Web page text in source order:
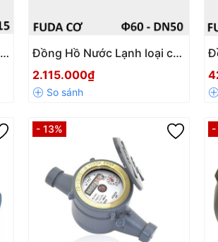
Đồng Hồ Nước Lạnh loại cơ
Fuda DN50–DN200 Nối Bích
| Giá Tốt, Độ Chính Xác Cao
2.115.000₫
- 13% -